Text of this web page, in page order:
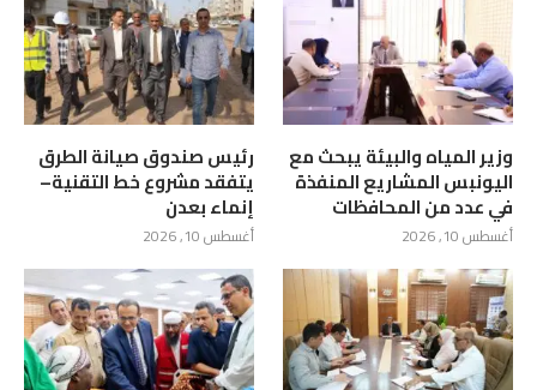
وزير المياه والبيئة يبحث مع
اليونبس المشاريع المنفذة
في عدد من المحافظات
أغسطس 10, 2026
رئيس صندوق صيانة الطرق
يتفقد مشروع خط التقنية–
إنماء بعدن
أغسطس 10, 2026